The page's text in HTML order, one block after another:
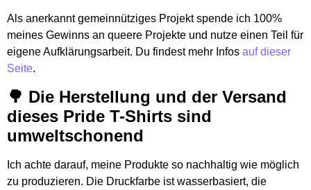
Als anerkannt gemeinnütziges Projekt spende ich 100%
meines Gewinns an queere Projekte und nutze einen Teil für
eigene Aufklärungsarbeit. Du findest mehr Infos auf dieser
Seite.
🌳 Die Herstellung und der Versand
dieses Pride T-Shirts sind
umweltschonend
Ich achte darauf, meine Produkte so nachhaltig wie möglich
zu produzieren. Die Druckfarbe ist wasserbasiert, die